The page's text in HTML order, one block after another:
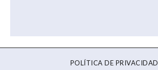
POLÍTICA DE PRIVACIDAD